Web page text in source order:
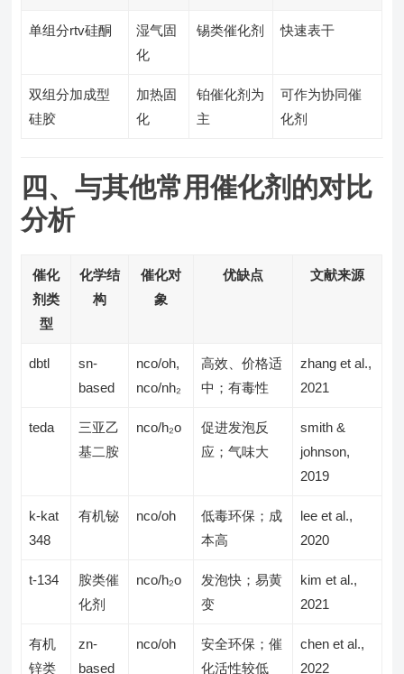
单组分rtv硅酮
湿气固
化
锡类催化剂 快速表干
双组分加成型
硅胶
加热固
化
铂催化剂为
主
可作为协同催
化剂
四、与其他常用催化剂的对比
分析
催化
剂类
型
化学结
构
催化对
象
优缺点 文献来源
dbtl
sn-
based
nco/oh,
nco/nh₂
高效、价格适
中；有毒性
zhang et al.,
2021
teda
三亚乙
基二胺
nco/h₂o
促进发泡反
应；气味大
smith &
johnson,
2019
k-kat
348
有机铋 nco/oh
低毒环保；成
本高
lee et al.,
2020
t-134
胺类催
化剂
nco/h₂o
发泡快；易黄
变
kim et al.,
2021
有机
锌类
zn-
based
nco/oh
安全环保；催
化活性较低
chen et al.,
2022